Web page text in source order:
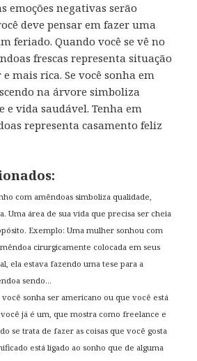
emoções negativas serão
deve pensar em fazer uma
feriado. Quando você se vê no
frescas representa situação
mais rica. Se você sonha em
na árvore simboliza
e vida saudável. Tenha em
representa casamento feliz
com amêndoas simboliza qualidade,
Uma área de sua vida que precisa ser cheia
Exemplo: Uma mulher sonhou com
cirurgicamente colocada em seus
ela estava fazendo uma tese para a
sendo...
você sonha ser americano ou que você está
já é um, que mostra como freelance e
se trata de fazer as coisas que você gosta
está ligado ao sonho que de alguma